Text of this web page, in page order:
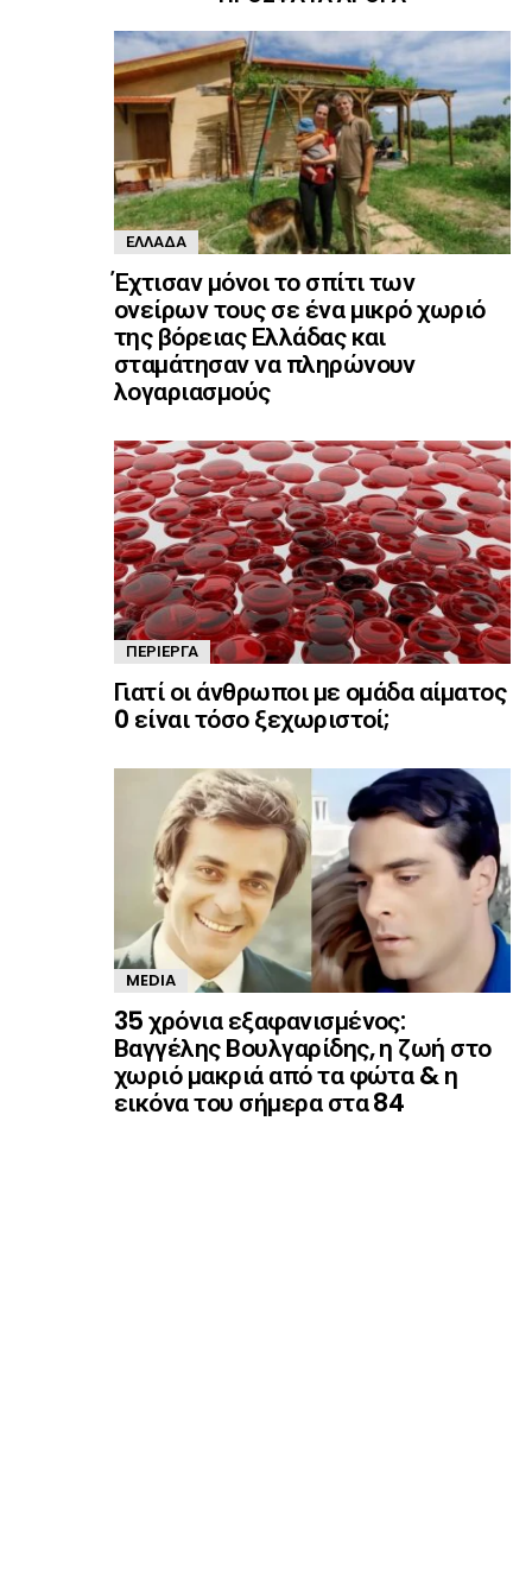
ΕΛΛΆΔΑ
Έχτισαν μόνοι το σπίτι των
ονείρων τους σε ένα μικρό χωριό
της βόρειας Ελλάδας και
σταμάτησαν να πληρώνουν
λογαριασμούς
ΠΕΡΊΕΡΓΑ
Γιατί οι άνθρωποι με ομάδα αίματος
0 είναι τόσο ξεχωριστοί;
MEDIA
35 χρόνια εξαφανισμένος:
Βαγγέλης Βουλγαρίδης, η ζωή στο
χωριό μακριά από τα φώτα & η
εικόνα του σήμερα στα 84